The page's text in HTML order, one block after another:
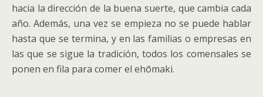
hacia la dirección de la buena suerte, que cambia cada
año. Además, una vez se empieza no se puede hablar
hasta que se termina, y en las familias o empresas en
las que se sigue la tradición, todos los comensales se
ponen en fila para comer el ehōmaki.